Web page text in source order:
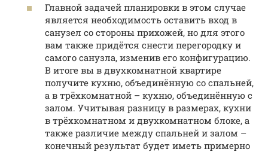
Главной задачей планировки в этом случае
является необходимость оставить вход в
санузел со стороны прихожей, но для этого
вам также придётся снести перегородку и
самого санузла, изменив его конфигурацию.
В итоге вы в двухкомнатной квартире
получите кухню, объединённую со спальней,
а в трёхкомнатной – кухню, объединённую с
залом. Учитывая разницу в размерах, кухни
в трёхкомнатном и двухкомнатном блоке, а
также различие между спальней и залом –
конечный результат будет иметь примерно